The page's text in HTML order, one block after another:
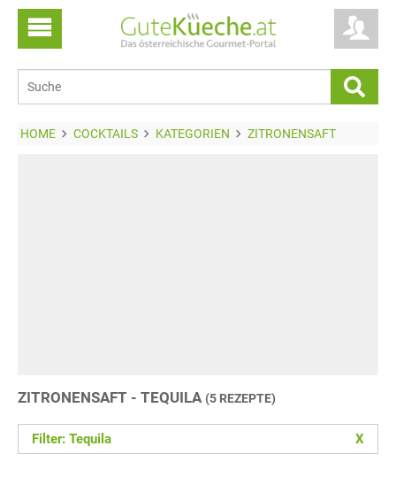
HOME COCKTAILS KATEGORIEN ZITRONENSAFT
ZITRONENSAFT - TEQUILA (5 REZEPTE)
Filter: Tequila X